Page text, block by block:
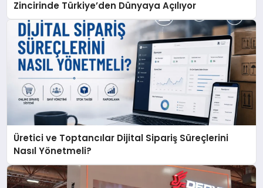
Zincirinde Türkiye’den Dünyaya Açılıyor
Üretici ve Toptancılar Dijital Sipariş Süreçlerini
Nasıl Yönetmeli?